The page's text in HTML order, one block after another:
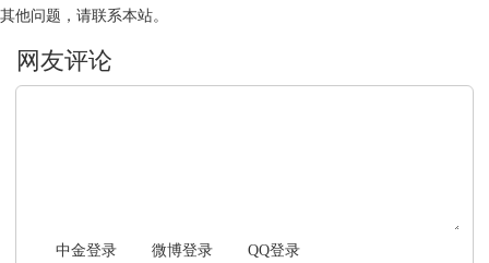
其他问题，请联系本站。
中金登录 微博登录 QQ登录